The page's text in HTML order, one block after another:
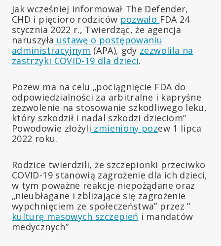
Jak wcześniej informował The Defender,
CHD i pięcioro rodziców pozwało FDA 24
stycznia 2022 r., Twierdząc, że agencja
naruszyła ustawę o postępowaniu
administracyjnym (APA), gdy zezwoliła na
zastrzyki COVID-19 dla dzieci.
Pozew ma na celu „pociągnięcie FDA do
odpowiedzialności za arbitralne i kapryśne
zezwolenie na stosowanie szkodliwego leku,
który szkodził i nadal szkodzi dzieciom”
Powodowie złożyli zmieniony pozew 1 lipca
2022 roku.
Rodzice twierdzili, że szczepionki przeciwko
COVID-19 stanowią zagrożenie dla ich dzieci,
w tym poważne reakcje niepożądane oraz
„nieubłagane i zbliżające się zagrożenie
wypchnięciem ze społeczeństwa” przez ”
kulturę masowych szczepień i mandatów
medycznych”